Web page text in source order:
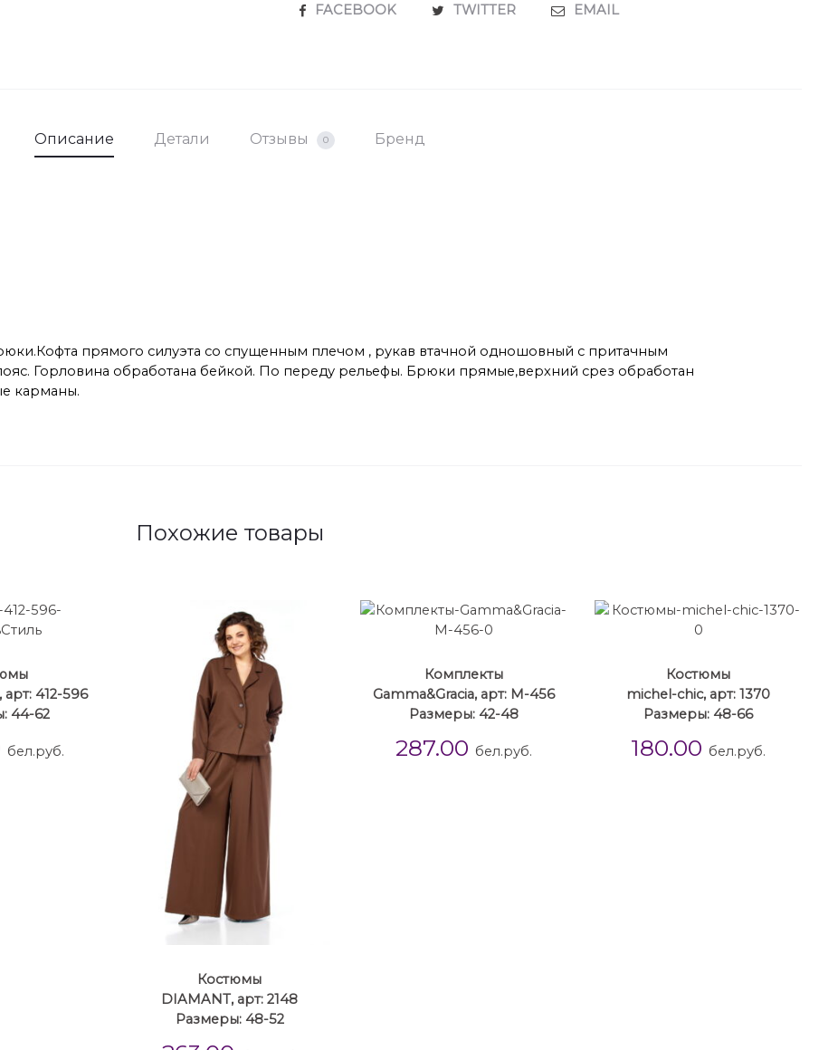
SHARE
FACEBOOK TWITTER EMAIL
Описание Детали Отзывы 0 Бренд
прямого силуэта со спущенным плечом , рукав втачной одношовный с притачным
Горловина обработана бейкой. По переду рельефы. Брюки прямые,верхний срез обработан
карманы.
Похожие товары
412-596
44-62
бел.руб.
Костюмы
DIAMANT, арт: 2148
Размеры: 48-52
Комплекты
Gamma&Gracia, арт: М-456
Размеры: 42-48
287.00 бел.руб.
Костюмы
michel-chic, арт: 1370
Размеры: 48-66
180.00 бел.руб.